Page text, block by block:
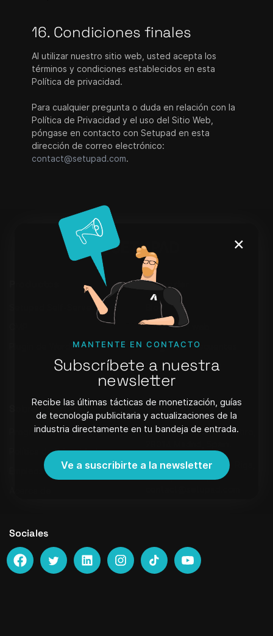
16. Condiciones finales
Al utilizar nuestro sitio web, usted acepta los
términos y condiciones establecidos en esta
Política de privacidad.
Para cualquier pregunta o duda en relación con la
Política de Privacidad y el uso del Sitio Web,
póngase en contacto con Setupad en esta
dirección de correo electrónico:
contact@setupad.com.
×
MANTENTE EN CONTACTO
Subscríbete a nuestra
newsletter
Recibe las últimas tácticas de monetización, guías
de tecnología publicitaria y actualizaciones de la
industria directamente en tu bandeja de entrada.
Ve a suscribirte a la newsletter
Plugin de WordPress
Aprender
Blog
Seminarios web
Preguntas Frecuentes
Boletín de noticias
Sobre nosotros
Programa de Referidos
Política de Privacidad
Contacto
Calle Alfonso XII 62. Retiro,
Strēlnieku iela 8 - 40, Riga,
Sociales